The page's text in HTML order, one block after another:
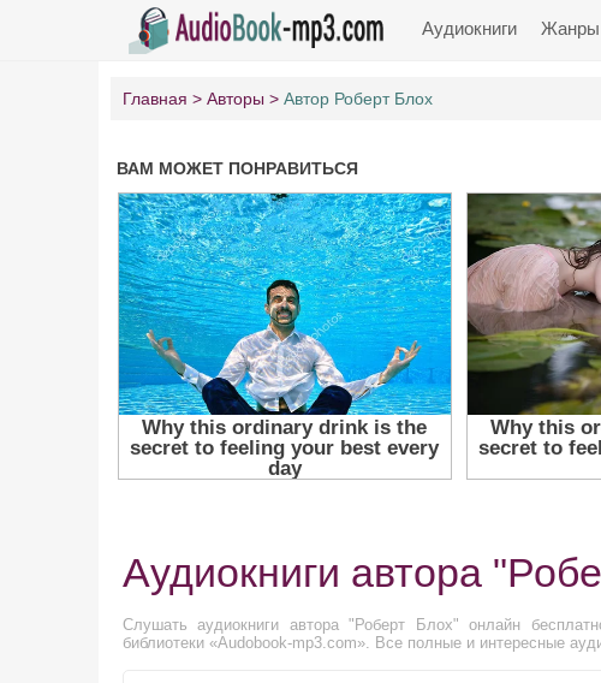
Аудиокниги Жанры
Главная Авторы Автор Роберт Блох
Аудиокниги автора
Слушать аудиокниги автора "Роберт Блох" онлайн
библиотеки «Audobook-mp3.com». Все полные и интересные